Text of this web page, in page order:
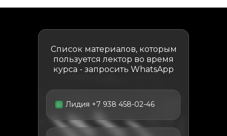
Список материалов, которым
пользуется лектор во время
курса - запросить WhatsApp
Лидия +7 938 458-02-46